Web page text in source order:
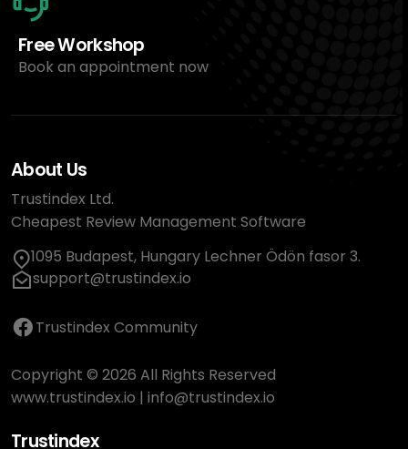
Free Workshop
Book an appointment now
About Us
Trustindex Ltd.
Cheapest Review Management Software
1095 Budapest, Hungary Lechner Ödön fasor 3.
support@trustindex.io
Trustindex Community
Copyright © 2026 All Rights Reserved
www.trustindex.io | info@trustindex.io
Trustindex